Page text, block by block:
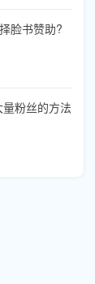
脸书赞助?
粉丝的方法